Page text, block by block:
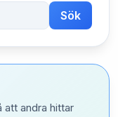
Sök
att andra hittar